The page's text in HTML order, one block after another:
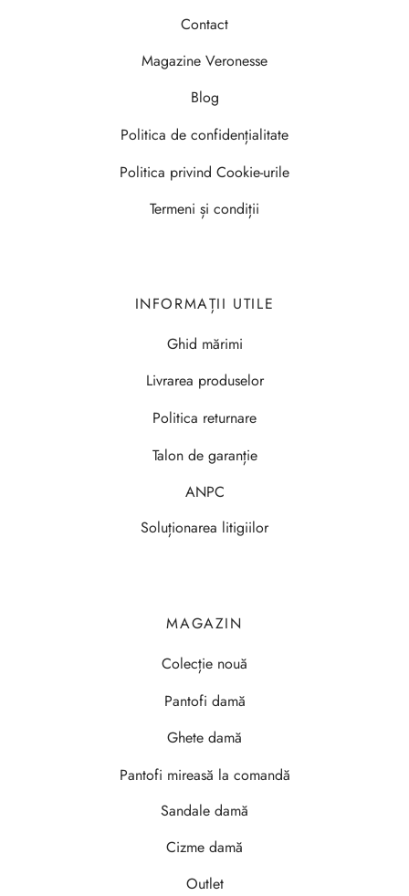
Contact
Magazine Veronesse
Blog
Politica de confidențialitate
Politica privind Cookie-urile
Termeni și condiții
INFORMAȚII UTILE
Ghid mărimi
Livrarea produselor
Politica returnare
Talon de garanție
ANPC
Soluționarea litigiilor
MAGAZIN
Colecție nouă
Pantofi damă
Ghete damă
Pantofi mireasă la comandă
Sandale damă
Cizme damă
Outlet